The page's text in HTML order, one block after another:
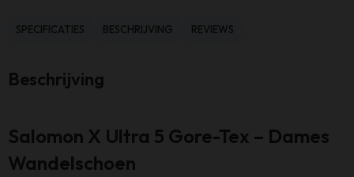
SPECIFICATIES BESCHRIJVING REVIEWS
Beschrijving
Salomon X Ultra 5 Gore-Tex – Dames
Wandelschoen